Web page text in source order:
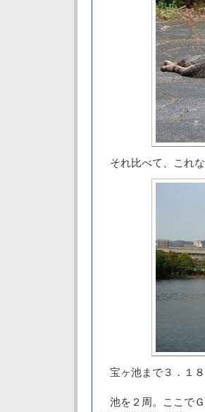
それ比べて、これ
宝ヶ池まで３．１８
池を２周。ここで